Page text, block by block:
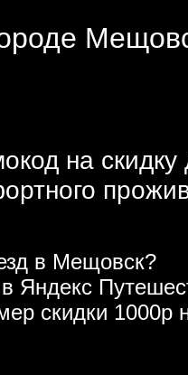
на скидку
в Мещовск?
в Яндекс
скидки 1000р